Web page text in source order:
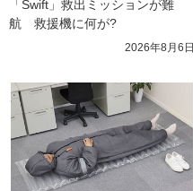
「Swift」救出ミッションが難
航　救援機に何が?
2026年8月6日